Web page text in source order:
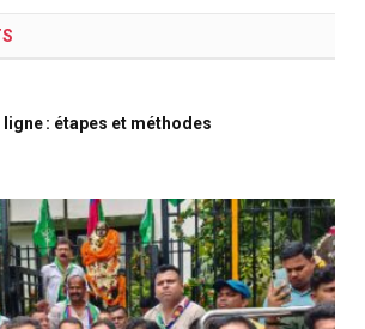
: étapes et méthodes